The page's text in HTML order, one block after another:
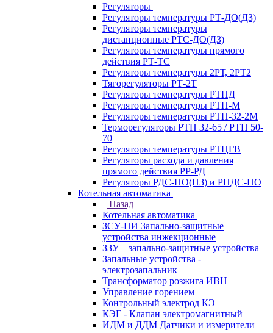
Регуляторы
Регуляторы температуры РТ-ДО(ДЗ)
Регуляторы температуры
дистанционные РТС-ДО(ДЗ)
Регуляторы температуры прямого
действия РТ-ТС
Регуляторы температуры 2РТ, 2РT2
Тягорегуляторы РТ-2Т
Регуляторы температуры РТПД
Регуляторы температуры РТП-M
Регуляторы температуры РТП-32-2М
Терморегуляторы РТП 32-65 / РТП 50-
70
Регуляторы температуры РТЦГВ
Регуляторы расхода и давления
прямого действия РР-РД
Регуляторы РДС-НО(НЗ) и РПДС-НО
Котельная автоматика
Назад
Котельная автоматика
ЗСУ-ПИ Запально-защитные
устройства инжекционные
ЗЗУ – запально-защитные устройства
Запальные устройства -
электрозапальник
Трансформатор розжига ИВН
Управление горением
Контрольный электрод КЭ
КЭГ - Клапан электромагнитный
ИДМ и ДДМ Датчики и измерители